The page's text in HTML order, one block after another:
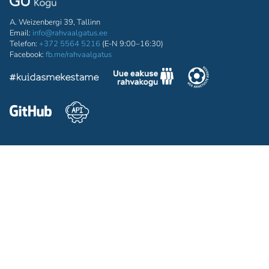
A. Weizenbergi 39, Tallinn
Email: info@rahvaalgatus.ee
Telefon: +372 5564 5216 (E-N 9:00–16:30)
Facebook: fb.me/rahvaalgatus